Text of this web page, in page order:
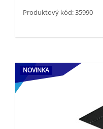
Produktový kód: 35990
NOVINKA